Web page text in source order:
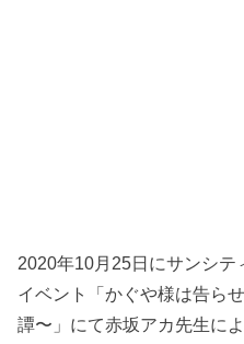
2020年10月25日にサンシテ
イベント「かぐや様は告ら
譚〜」にて赤坂アカ先生に